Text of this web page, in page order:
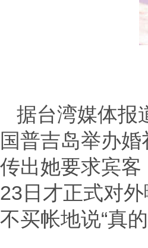
据台湾媒体报
国普吉岛举办
传出她要求宾
23日才正式对
不买帐地说“真